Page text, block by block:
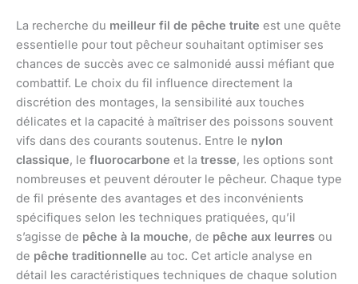
La recherche du meilleur fil de pêche truite est une quête
essentielle pour tout pêcheur souhaitant optimiser ses
chances de succès avec ce salmonidé aussi méfiant que
combattif. Le choix du fil influence directement la
discrétion des montages, la sensibilité aux touches
délicates et la capacité à maîtriser des poissons souvent
vifs dans des courants soutenus. Entre le nylon
classique, le fluorocarbone et la tresse, les options sont
nombreuses et peuvent dérouter le pêcheur. Chaque type
de fil présente des avantages et des inconvénients
spécifiques selon les techniques pratiquées, qu’il
s’agisse de pêche à la mouche, de pêche aux leurres ou
de pêche traditionnelle au toc. Cet article analyse en
détail les caractéristiques techniques de chaque solution